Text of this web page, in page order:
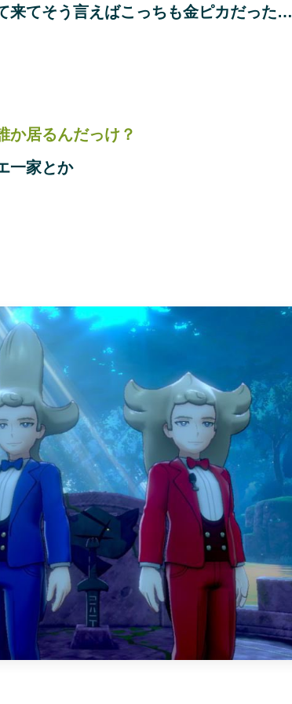
来てそう言えばこっちも金ピカだった…
か居るんだっけ？
一家とか